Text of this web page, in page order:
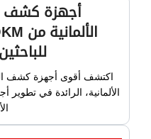
أجهزة كشف
الألمانية، الرائدة في تطوير